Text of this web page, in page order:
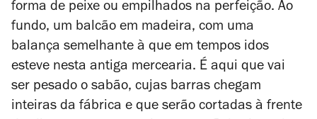
forma de peixe ou empilhados na perfeição. Ao
fundo, um balcão em madeira, com uma
balança semelhante à que em tempos idos
esteve nesta antiga mercearia. É aqui que vai
ser pesado o sabão, cujas barras chegam
inteiras da fábrica e que serão cortadas à frente